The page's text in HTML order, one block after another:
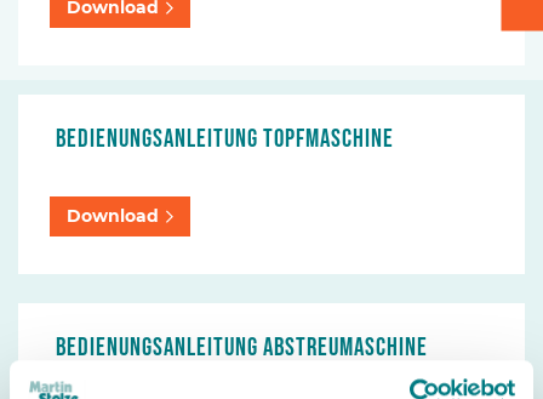
Download
Bedienungsanleitung Topfmaschine
Download
Bedienungsanleitung Abstreumaschine